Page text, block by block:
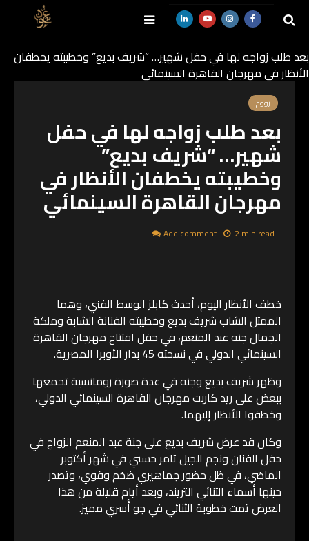
بعد طلب زواجه لها في حفل شهير… “شريف بديع” وخطيبته يخطفان
الأنظار في مهرجان القاهرة السينمائي
SEARCH
زووم
بعد طلب زواجه لها في حفل
شهير… “شريف بديع”
وخطيبته يخطفان الأنظار في
مهرجان القاهرة السينمائي
2 min read
Add comment
خطف الأنظار اليوم، أحدث كابلز الوسط الفني، وهما
الممثل الشاب شريف بديع وخطيبته الفنانة الشابة وملكة
الجمال جنه عبد المنعم، في حفل افتتاح مهرجان القاهرة
السينمائي الدولي في نسخته 45 بدار الأوبرا المصرية.
وظهر شريف بديع وجنه في عدة صورة رومانسية تجمعها
ببعض على ريد كاربت مهرجان القاهرة السينمائي الدولي،
وخطفوا الأنظار إليهما.
وكان قد عرض شريف بديع على جنة عبد المنعم الزواج في
حفل الفنان ونجم الجيل تامر حسني في شهر أكتوبر
الماضي، في ظل حضور جماهيري ضخم وقوي، وتصدر
حينها أسماء الثنائي التريند، وبعد أيام قليلة من هذا
العرض تمت خطوبة الثنائي في جو أُسري مميز.